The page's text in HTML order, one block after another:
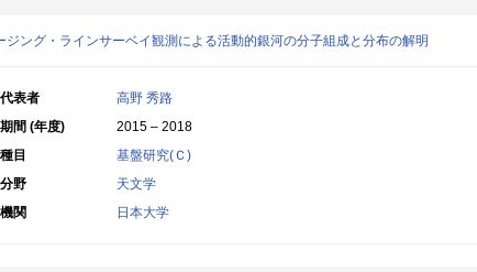
ジング・ラインサーベイ観測による活動的銀河の分子組成と分布の解明
表者
高野 秀路
間 (年度)
2015 – 2018
目
基盤研究(Ｃ)
野
天文学
関
日本大学